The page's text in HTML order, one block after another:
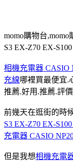
momo購物台,momo
S3 EX-Z70 EX-
相機充電器 CASIO
充線哪裡買最便宜.
推薦.好用.推薦.評
前幾天在逛街的時
S3 EX-Z70 EX-
充電器 CASIO
但是我想相機充電